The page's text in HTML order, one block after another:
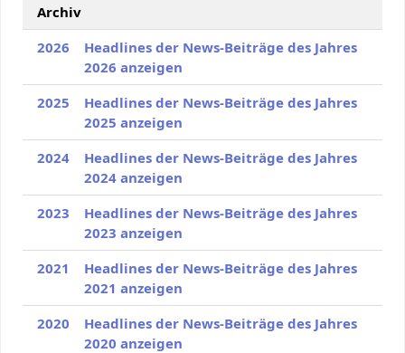
Archiv
2026
Headlines der News-Beiträge des Jahres
2026 anzeigen
2025
Headlines der News-Beiträge des Jahres
2025 anzeigen
2024
Headlines der News-Beiträge des Jahres
2024 anzeigen
2023
Headlines der News-Beiträge des Jahres
2023 anzeigen
2021
Headlines der News-Beiträge des Jahres
2021 anzeigen
2020
Headlines der News-Beiträge des Jahres
2020 anzeigen